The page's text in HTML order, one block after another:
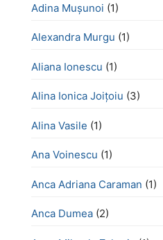
Adina Mușunoi (1)
Alexandra Murgu (1)
Aliana Ionescu (1)
Alina Ionica Joițoiu (3)
Alina Vasile (1)
Ana Voinescu (1)
Anca Adriana Caraman (1)
Anca Dumea (2)